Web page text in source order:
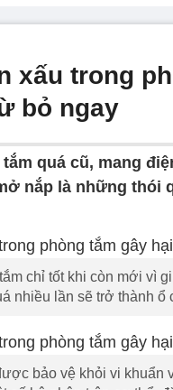
xấu trong
bỏ ngay
quá cũ, mang
nắp là những thói
chỉ tốt khi còn mới vì
nhiều lần sẽ trở thành ổ
bảo vệ khỏi vi khuẩn